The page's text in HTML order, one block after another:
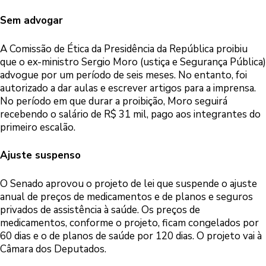
Sem advogar
A Comissão de Ética da Presidência da República proibiu
que o ex-ministro Sergio Moro (ustiça e Segurança Pública)
advogue por um período de seis meses. No entanto, foi
autorizado a dar aulas e escrever artigos para a imprensa.
No período em que durar a proibição, Moro seguirá
recebendo o salário de R$ 31 mil, pago aos integrantes do
primeiro escalão.
Ajuste suspenso
O Senado aprovou o projeto de lei que suspende o ajuste
anual de preços de medicamentos e de planos e seguros
privados de assistência à saúde. Os preços de
medicamentos, conforme o projeto, ficam congelados por
60 dias e o de planos de saúde por 120 dias. O projeto vai à
Câmara dos Deputados.